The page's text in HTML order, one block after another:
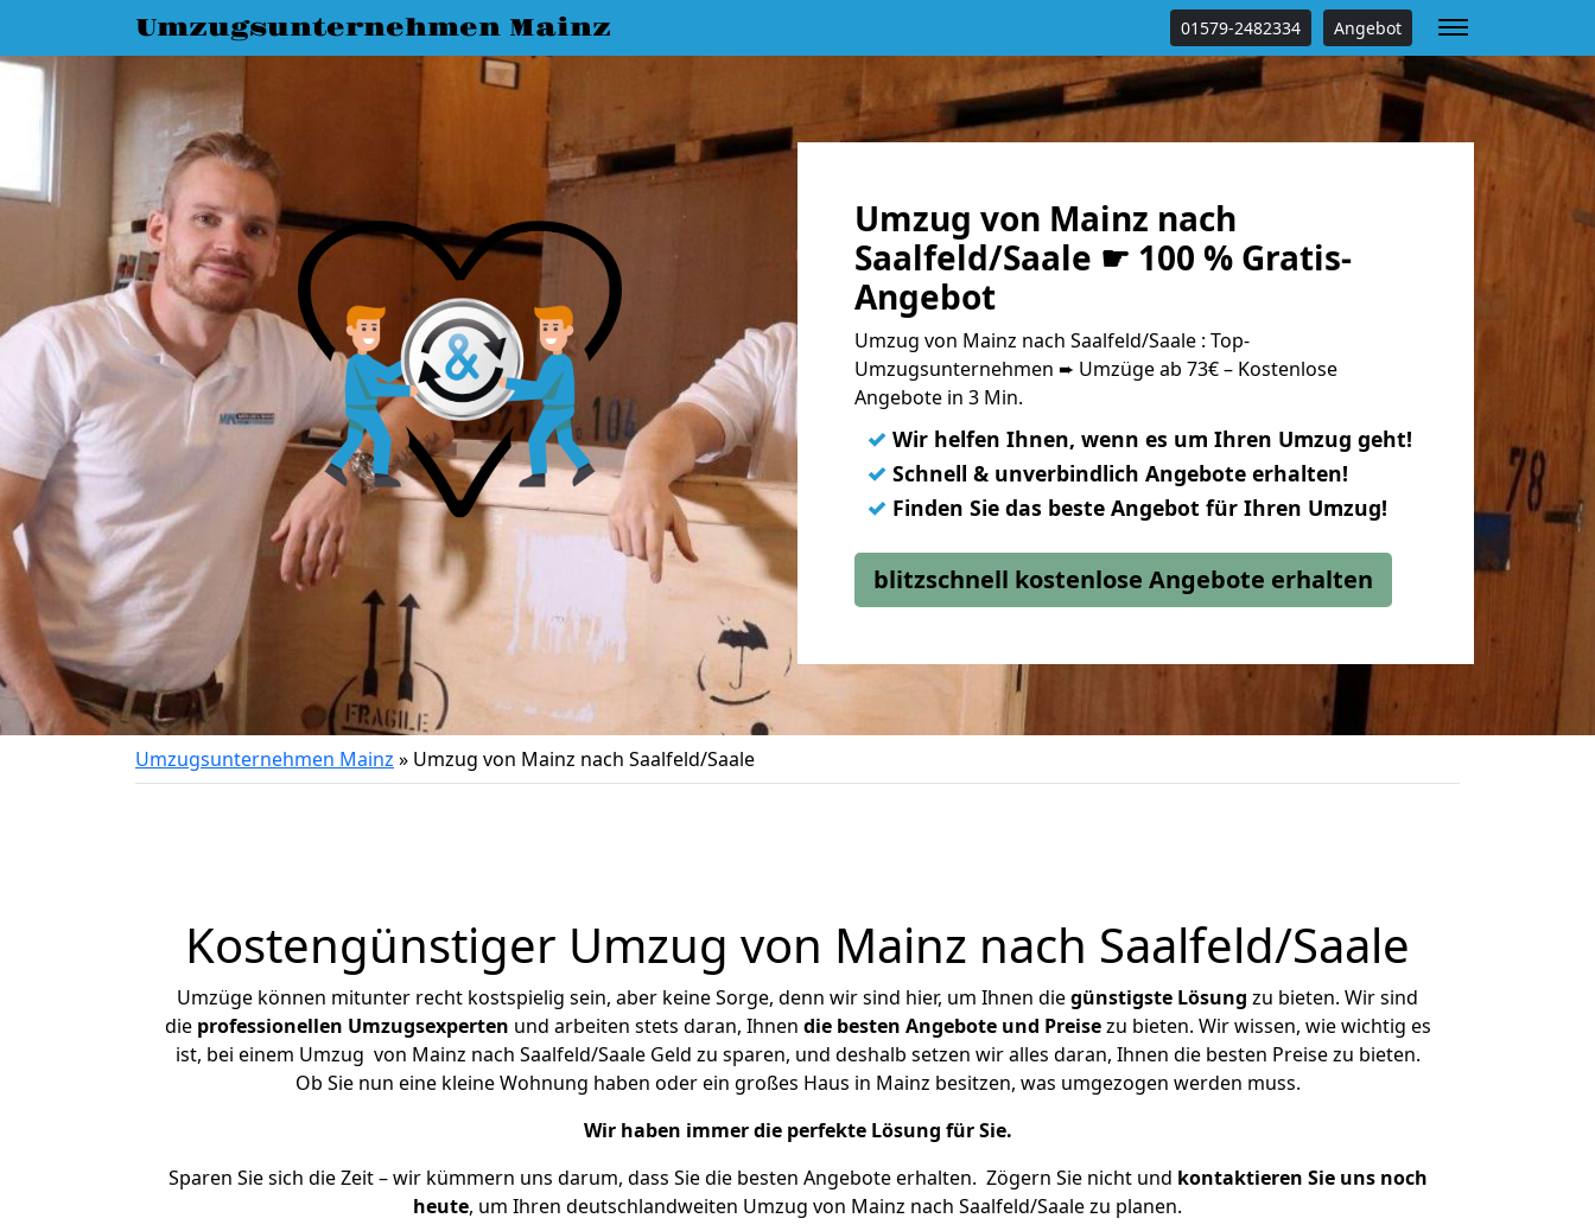
Umzugsunternehmen Mainz 01579-2482334 Angebot
Umzug von Mainz nach
Saalfeld/Saale ☛ 100 % Gratis-
Angebot
Umzug von Mainz nach Saalfeld/Saale : Top-
Umzugsunternehmen ➨ Umzüge ab 73€ – Kostenlose
Angebote in 3 Min.
✓ Wir helfen Ihnen, wenn es um Ihren Umzug geht!
✓ Schnell & unverbindlich Angebote erhalten!
✓ Finden Sie das beste Angebot für Ihren Umzug!
blitzschnell kostenlose Angebote erhalten
Umzugsunternehmen Mainz » Umzug von Mainz nach Saalfeld/Saale
Kostengünstiger Umzug von Mainz nach Saalfeld/Saale
Umzüge können mitunter recht kostspielig sein, aber keine Sorge, denn wir sind hier, um Ihnen diegünstigste Lösung zu bieten. Wir sind
die professionellen Umzugsexperten und arbeiten stets daran, Ihnen die besten Angebote und Preisezu bieten. Wir wissen, wie wichtig es
ist, bei einem Umzug von Mainz nach Saalfeld/Saale Geld zu sparen, und deshalb setzen wir alles daran, Ihnen die besten Preise zu bieten.
Ob Sie nun eine kleine Wohnung haben oder ein großes Haus in Mainz besitzen, was umgezogen werden muss.
Wir haben immer die perfekte Lösung für Sie.
Sparen Sie sich die Zeit – wir kümmern uns darum, dass Sie die besten Angebote erhalten. Zögern Sie nicht und kontaktieren Sie uns noch
heute, um Ihren deutschlandweiten Umzug von Mainz nach Saalfeld/Saale zu planen.